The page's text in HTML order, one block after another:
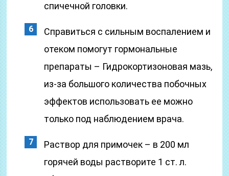
спичечной головки.
Справиться с сильным воспалением и
отеком помогут гормональные
препараты – Гидрокортизоновая мазь,
из-за большого количества побочных
эффектов использовать ее можно
только под наблюдением врача.
Раствор для примочек – в 200 мл
горячей воды растворите 1 ст. л.